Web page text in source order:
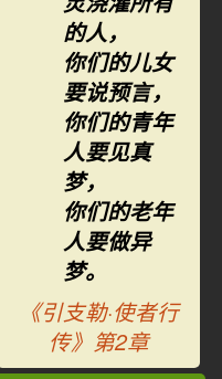
的人，
你们的儿女
要说预言，
你们的青年
人要见真
梦，
你们的老年
人要做异
梦。
《引支勒·使者行
传》第2章